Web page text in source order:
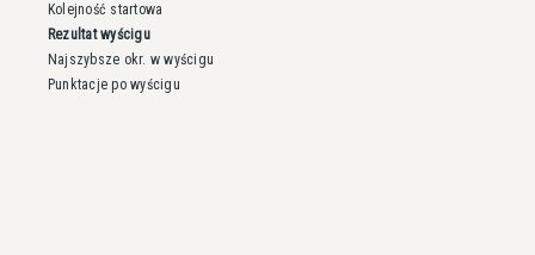
Kolejność startowa
Rezultat wyścigu
Najszybsze okr. w wyścigu
Punktacje po wyścigu